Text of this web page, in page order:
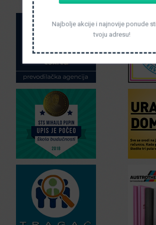
Najbolje akcije i najnovije ponude
tvoju adresu!